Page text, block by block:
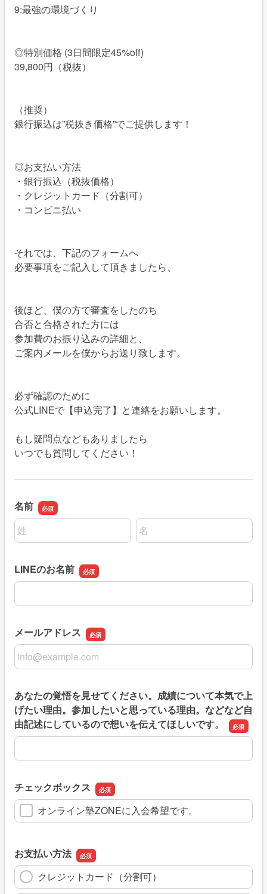
9:最強の環境づくり
◎特別価格 (3日間限定45%off)
39,800円（税抜）
（推奨）
銀行振込は”税抜き価格”でご提供します！
◎お支払い方法
・銀行振込（税抜価格）
・クレジットカード（分割可）
・コンビニ払い
それでは、下記のフォームへ
必要事項をご記入して頂きましたら、
後ほど、僕の方で審査をしたのち
合否と合格された方には
参加費のお振り込みの詳細と、
ご案内メールを僕からお送り致します。
必ず確認のために
公式LINEで【申込完了】と連絡をお願いします。
もし疑問点などもありましたら
いつでも質問してください！
名前
名前の姓
名前の名
LINEのお名前
LINEのお名前
メールアドレス
メールアドレス
あなたの覚悟を見せてください。成績について本気で上
げたい理由。参加したいと思っている理由。などなど自
由記述にしているので想いを伝えてほしいです。
あなたの覚悟を見せてください。成績について本気で上
チェックボックス
オンライン塾ZONEに入会希望です。
お支払い方法
クレジットカード（分割可）